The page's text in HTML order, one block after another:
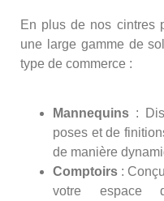
En plus de nos cintres
une large gamme de
type de commerce :
Mannequins :
poses et de
de manière
Comptoirs :
votre espace